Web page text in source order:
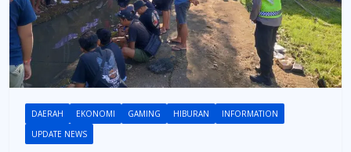
DAERAH EKONOMI GAMING HIBURAN
INFORMATION
UPDATE NEWS